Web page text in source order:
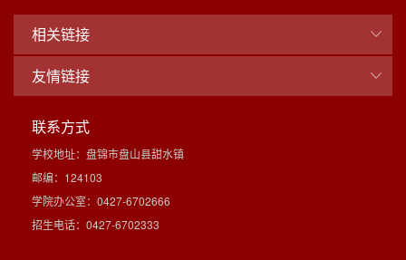
相关链接
友情链接
联系方式
学校地址：盘锦市盘山县甜水镇
邮编：124103
学院办公室：0427-6702666
招生电话：0427-6702333